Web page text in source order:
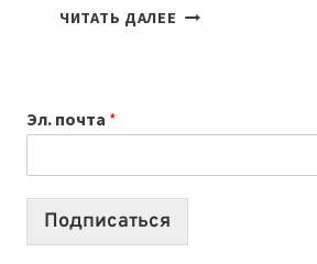
ЧИТАТЬ ДАЛЕЕ ТАСК-
РАБОТЫ
Эл. почта *
Подписаться